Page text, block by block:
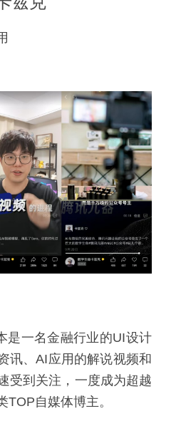
是一名金融行业的UI设计
讯、AI应用的解说视频和
受到关注，一度成为超越
TOP自媒体博主。